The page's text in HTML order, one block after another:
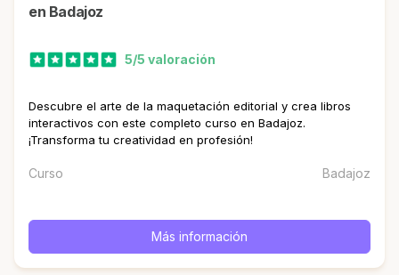
en Badajoz
5/5 valoración
Descubre el arte de la maquetación editorial y crea libros
interactivos con este completo curso en Badajoz.
¡Transforma tu creatividad en profesión!
Curso Badajoz
Más información